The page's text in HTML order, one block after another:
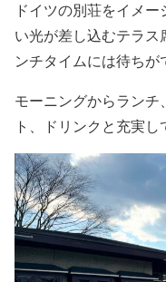
ドイツの別荘をイメ
い光が差し込むテラ
ンチタイムには待ちが
モーニングからラン
ト、ドリンクと充実し